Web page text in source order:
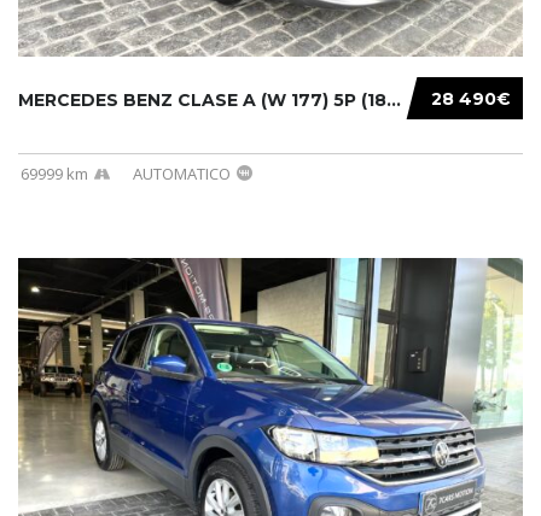
28 490€
MERCEDES BENZ CLASE A (W 177) 5P (18-) 2020....
69999 km AUTOMATICO